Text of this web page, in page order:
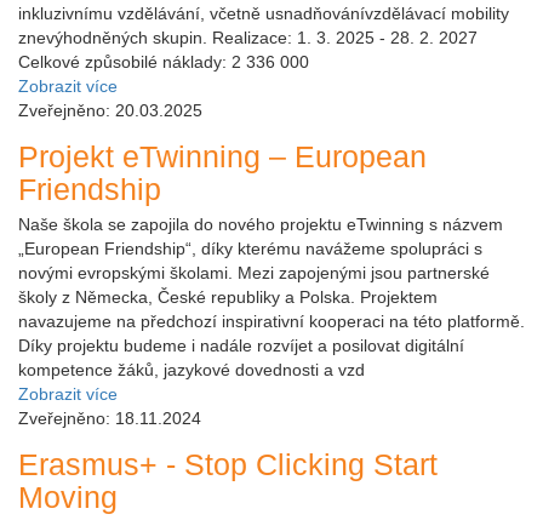
inkluzivnímu vzdělávání, včetně usnadňovánívzdělávací mobility
znevýhodněných skupin. Realizace: 1. 3. 2025 - 28. 2. 2027
Celkové způsobilé náklady: 2 336 000
Zobrazit více
Zveřejněno: 20.03.2025
Projekt eTwinning – European
Friendship
Naše škola se zapojila do nového projektu eTwinning s názvem
„European Friendship“, díky kterému navážeme spolupráci s
novými evropskými školami. Mezi zapojenými jsou partnerské
školy z Německa, České republiky a Polska. Projektem
navazujeme na předchozí inspirativní kooperaci na této platformě.
Díky projektu budeme i nadále rozvíjet a posilovat digitální
kompetence žáků, jazykové dovednosti a vzd
Zobrazit více
Zveřejněno: 18.11.2024
Erasmus+ - Stop Clicking Start
Moving